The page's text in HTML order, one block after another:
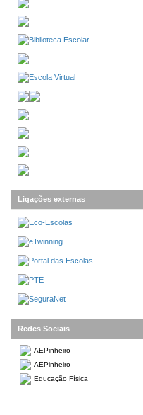
Ligações externas
Redes Sociais
AEPinheiro
AEPinheiro
Educação Física